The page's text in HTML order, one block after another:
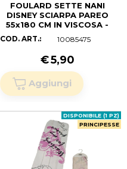
FOULARD SETTE NANI
DISNEY SCIARPA PAREO
55x180 CM IN VISCOSA -
COD. ART.: 10085475
€5,90
PRINCIPESSE
DISPONIBILE (1 PZ)